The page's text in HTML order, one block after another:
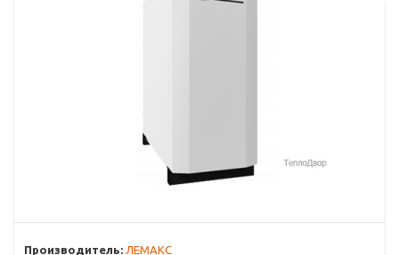
Производитель: ЛЕМАКС